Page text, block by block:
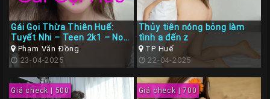
Gái Gọi Thừa Thiên Huế:
Tuyết Nhi – Teen 2k1 – Non
Tơ Siêu Ngon Tình Cảm
Phạm Văn Đồng
23-04-2025
Thủy tiên nóng bỏng làm
tình a đến z
TP Huế
22-04-2025
Giá check | 500
Giá check | 700